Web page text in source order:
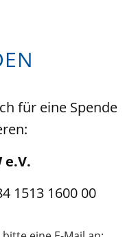
für eine Spende
e.V.
1513 1600 00